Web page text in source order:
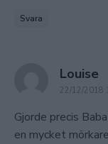
Svara
Louise
22/12/2018
Gjorde precis
en mycket